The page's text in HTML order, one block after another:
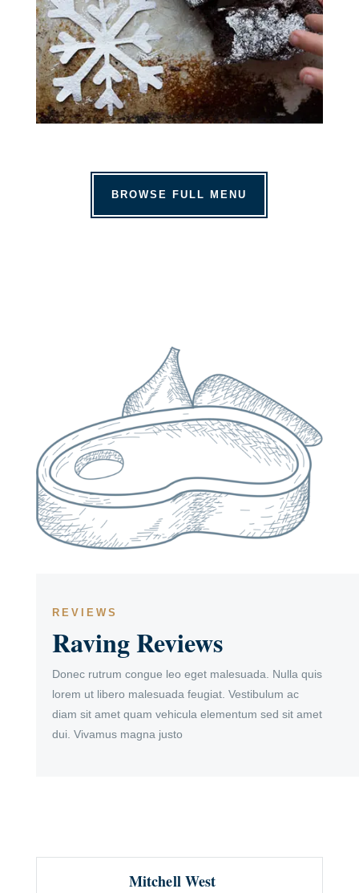
BROWSE FULL MENU
REVIEWS
Raving Reviews
Donec rutrum congue leo eget malesuada. Nulla quis
lorem ut libero malesuada feugiat. Vestibulum ac
diam sit amet quam vehicula elementum sed sit amet
dui. Vivamus magna justo
Mitchell West